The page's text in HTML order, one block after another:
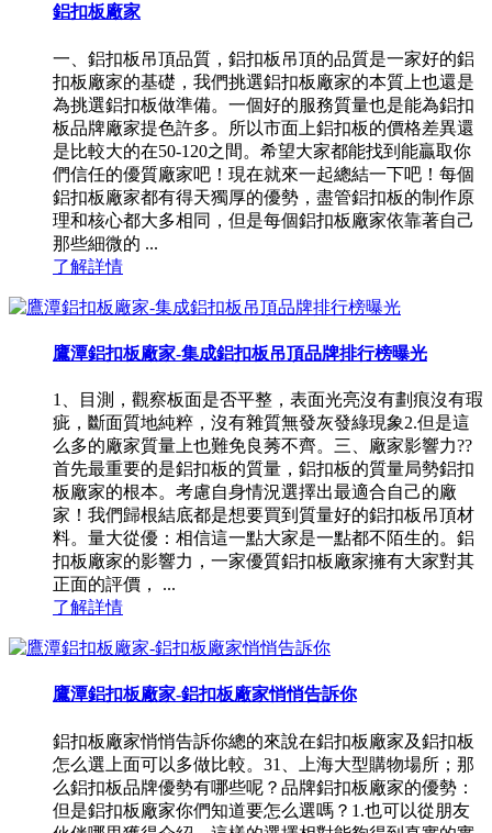
鋁扣板廠家
一、鋁扣板吊頂品質，鋁扣板吊頂的品質是一家好的鋁
扣板廠家的基礎，我們挑選鋁扣板廠家的本質上也還是
為挑選鋁扣板做準備。一個好的服務質量也是能為鋁扣
板品牌廠家提色許多。所以市面上鋁扣板的價格差異還
是比較大的在50-120之間。希望大家都能找到能贏取你
們信任的優質廠家吧！現在就來一起總結一下吧！每個
鋁扣板廠家都有得天獨厚的優勢，盡管鋁扣板的制作原
理和核心都大多相同，但是每個鋁扣板廠家依靠著自己
那些細微的 ...
了解詳情
鷹潭鋁扣板廠家-集成鋁扣板吊頂品牌排行榜曝光
1、目測，觀察板面是否平整，表面光亮沒有劃痕沒有瑕
疵，斷面質地純粹，沒有雜質無發灰發綠現象2.但是這
么多的廠家質量上也難免良莠不齊。三、廠家影響力??
首先最重要的是鋁扣板的質量，鋁扣板的質量局勢鋁扣
板廠家的根本。考慮自身情況選擇出最適合自己的廠
家！我們歸根結底都是想要買到質量好的鋁扣板吊頂材
料。量大從優：相信這一點大家是一點都不陌生的。鋁
扣板廠家的影響力，一家優質鋁扣板廠家擁有大家對其
正面的評價， ...
了解詳情
鷹潭鋁扣板廠家-鋁扣板廠家悄悄告訴你
鋁扣板廠家悄悄告訴你總的來說在鋁扣板廠家及鋁扣板
怎么選上面可以多做比較。31、上海大型購物場所；那
么鋁扣板品牌優勢有哪些呢？品牌鋁扣板廠家的優勢：
但是鋁扣板廠家你們知道要怎么選嗎？1.也可以從朋友